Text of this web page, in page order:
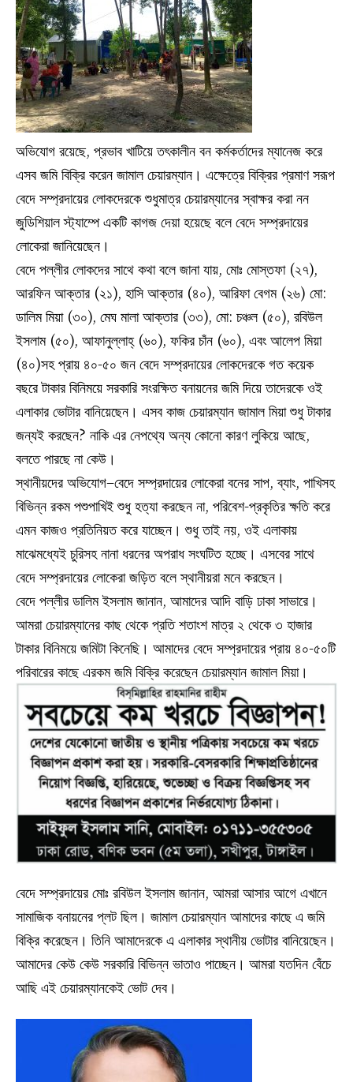
অভিযোগ রয়েছে, প্রভাব খাটিয়ে তৎকালীন বন কর্মকর্তাদের ম্যানেজ করে
এসব জমি বিক্রি করেন জামাল চেয়ারম্যান। এক্ষেত্রে বিক্রির প্রমাণ সরূপ
বেদে সম্প্রদায়ের লোকদেরকে শুধুমাত্র চেয়ারম্যানের স্বাক্ষর করা নন
জুডিশিয়াল স্ট্যাম্পে একটি কাগজ দেয়া হয়েছে বলে বেদে সম্প্রদায়ের
লোকেরা জানিয়েছেন।
বেদে পল্লীর লোকদের সাথে কথা বলে জানা যায়, মোঃ মোস্তফা (২৭),
আরফিন আক্তার (২১), হাসি আক্তার (৪০), আরিফা বেগম (২৬) মো:
ডালিম মিয়া (৩০), মেঘ মালা আক্তার (৩৩), মো: চঞ্চল (৫০), রবিউল
ইসলাম (৫০), আফানুল্লাহ্ (৬০), ফকির চাঁন (৬০), এবং আলেপ মিয়া
(৪০)সহ প্রায় ৪০-৫০ জন বেদে সম্প্রদায়ের লোকদেরকে গত কয়েক
বছরে টাকার বিনিময়ে সরকারি সংরক্ষিত বনায়নের জমি দিয়ে তাদেরকে ওই
এলাকার ভোটার বানিয়েছেন। এসব কাজ চেয়ারম্যান জামাল মিয়া শুধু টাকার
জন্যই করছেন? নাকি এর নেপথ্যে অন্য কোনো কারণ লুকিয়ে আছে,
বলতে পারছে না কেউ।
স্থানীয়দের অভিযোগ–বেদে সম্প্রদায়ের লোকেরা বনের সাপ, ব্যাং, পাখিসহ
বিভিন্ন রকম পশুপাখিই শুধু হত্যা করছেন না, পরিবেশ-প্রকৃতির ক্ষতি করে
এমন কাজও প্রতিনিয়ত করে যাচ্ছেন। শুধু তাই নয়, ওই এলাকায়
মাঝেমধ্যেই চুরিসহ নানা ধরনের অপরাধ সংঘটিত হচ্ছে। এসবের সাথে
বেদে সম্প্রদায়ের লোকেরা জড়িত বলে স্থানীয়রা মনে করছেন।
বেদে পল্লীর ডালিম ইসলাম জানান, আমাদের আদি বাড়ি ঢাকা সাভারে।
আমরা চেয়ারম্যানের কাছ থেকে প্রতি শতাংশ মাত্র ২ থেকে ৩ হাজার
টাকার বিনিময়ে জমিটা কিনেছি। আমাদের বেদে সম্প্রদায়ের প্রায় ৪০-৫০টি
পরিবারের কাছে এরকম জমি বিক্রি করেছেন চেয়ারম্যান জামাল মিয়া।
বেদে সম্প্রদায়ের মোঃ রবিউল ইসলাম জানান, আমরা আসার আগে এখানে
সামাজিক বনায়নের প্লট ছিল। জামাল চেয়ারম্যান আমাদের কাছে এ জমি
বিক্রি করেছেন। তিনি আমাদেরকে এ এলাকার স্থানীয় ভোটার বানিয়েছেন।
আমাদের কেউ কেউ সরকারি বিভিন্ন ভাতাও পাচ্ছেন। আমরা যতদিন বেঁচে
আছি এই চেয়ারম্যানকেই ভোট দেব।